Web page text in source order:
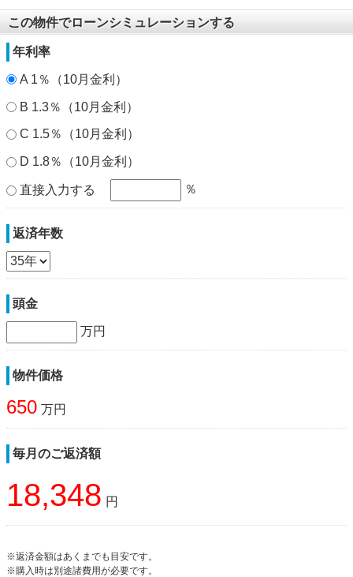
この物件でローンシミュレーションする
年利率
A 1％（10月金利）
B 1.3％（10月金利）
C 1.5％（10月金利）
D 1.8％（10月金利）
直接入力する ％
返済年数
頭金
万円
物件価格
650 万円
毎月のご返済額
18,348 円
※返済金額はあくまでも目安です。
※購入時は別途諸費用が必要です。